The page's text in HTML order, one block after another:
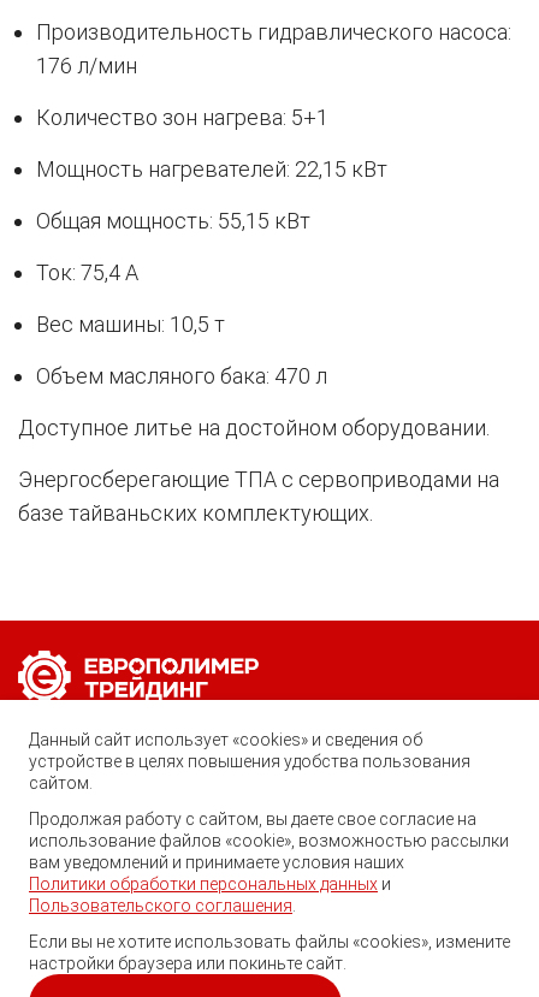
Производительность гидравлического насоса:
176 л/мин
Количество зон нагрева: 5+1
Мощность нагревателей: 22,15 кВт
Общая мощность: 55,15 кВт
Ток: 75,4 A
Вес машины: 10,5 т
Объем масляного бака: 470 л
Доступное литье на достойном оборудовании.
Энергосберегающие ТПА с сервоприводами на
базе тайваньских комплектующих.
Позвоните нам по любому вопросу:
8 (800) 222-40-61
Ростов-на-Дону, ул. Вавилова, 59
trade@ep-group.ru
© 2010-2024. Европолимер-Трейдинг.
Данный сайт использует «cookies» и сведения об
устройстве в целях повышения удобства пользования
сайтом.
Продолжая работу с сайтом, вы даете свое согласие на
использование файлов «cookie», возможностью рассылки
вам уведомлений и принимаете условия наших
Политики обработки персональных данных и
Пользовательского соглашения
Если вы не хотите использовать файлы «cookies», измените
настройки браузера или покиньте сайт.